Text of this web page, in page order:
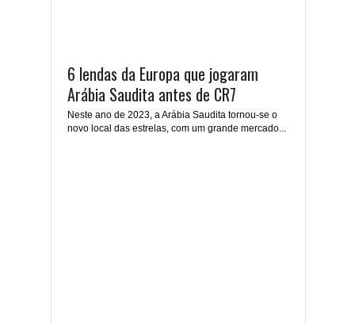
6 lendas da Europa que jogaram
Arábia Saudita antes de CR7
Neste ano de 2023, a Arábia Saudita tornou-se o
novo local das estrelas, com um grande mercado...